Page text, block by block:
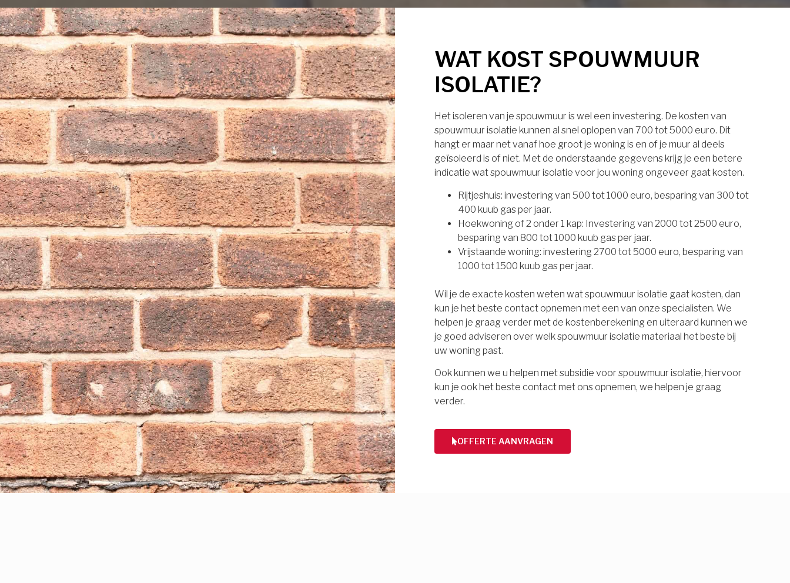
WAT KOST SPOUWMUUR
ISOLATIE?
Het isoleren van je spouwmuur is wel een investering. De kosten van
spouwmuur isolatie kunnen al snel oplopen van 700 tot 5000 euro. Dit
hangt er maar net vanaf hoe groot je woning is en of je muur al deels
geïsoleerd is of niet. Met de onderstaande gegevens krijg je een betere
indicatie wat spouwmuur isolatie voor jou woning ongeveer gaat kosten.
Rijtjeshuis: investering van 500 tot 1000 euro, besparing van 300 tot
400 kuub gas per jaar.
Hoekwoning of 2 onder 1 kap: Investering van 2000 tot 2500 euro,
besparing van 800 tot 1000 kuub gas per jaar.
Vrijstaande woning: investering 2700 tot 5000 euro, besparing van
1000 tot 1500 kuub gas per jaar.
Wil je de exacte kosten weten wat spouwmuur isolatie gaat kosten, dan
kun je het beste contact opnemen met een van onze specialisten. We
helpen je graag verder met de kostenberekening en uiteraard kunnen we
je goed adviseren over welk spouwmuur isolatie materiaal het beste bij
uw woning past.
Ook kunnen we u helpen met subsidie voor spouwmuur isolatie, hiervoor
kun je ook het beste contact met ons opnemen, we helpen je graag
verder.
OFFERTE AANVRAGEN